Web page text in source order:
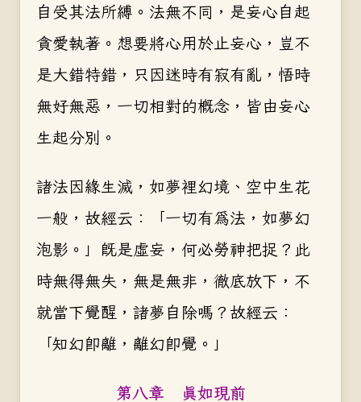
自受其法所縛。法無不同，是妄心自起
貪愛執著。想要將心用於止妄心，豈不
是大錯特錯，只因迷時有寂有亂，悟時
無好無惡，一切相對的概念，皆由妄心
生起分別。
諸法因緣生滅，如夢裡幻境、空中生花
一般，故經云：「一切有為法，如夢幻
泡影。」既是虛妄，何必勞神把捉？此
時無得無失，無是無非，徹底放下，不
就當下覺醒，諸夢自除嗎？故經云：
「知幻即離，離幻即覺。」
第八章 真如現前